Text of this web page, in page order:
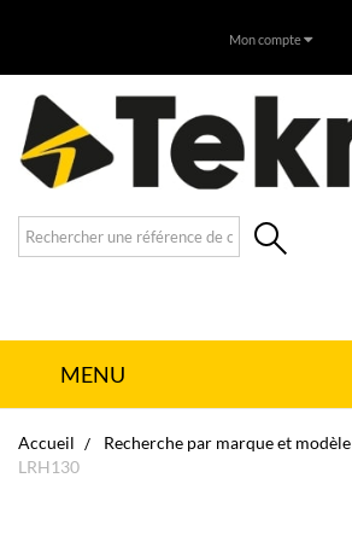
Mon compte
MENU
Accueil Recherche par marque et modèle
LRH130